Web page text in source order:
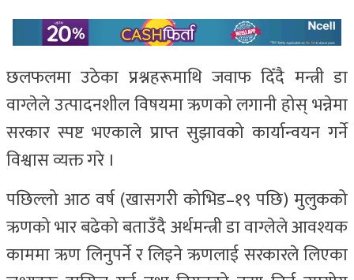
छलफलमा उठेका प्रश्नहरूमाथि जवाफ दिँदै मन्त्री डा
वाग्लेले उत्पादनशील विषयमा ऋणको लगानी होस् भन्नेमा
सरकार स्पष्ट भएकाले प्राप्त सुझावको कार्यान्वयन गर्ने
विश्वास व्यक्त गरे ।
पछिल्लो आठ वर्ष (खासगरी कोभिड–१९ पछि) मुलुकको
ऋणको भार बढेको बताउँदै अर्थमन्त्री डा वाग्लेले आवश्यक
काममा ऋण लिनुपर्ने र लिइने ऋणलाई सरकारले लिएका